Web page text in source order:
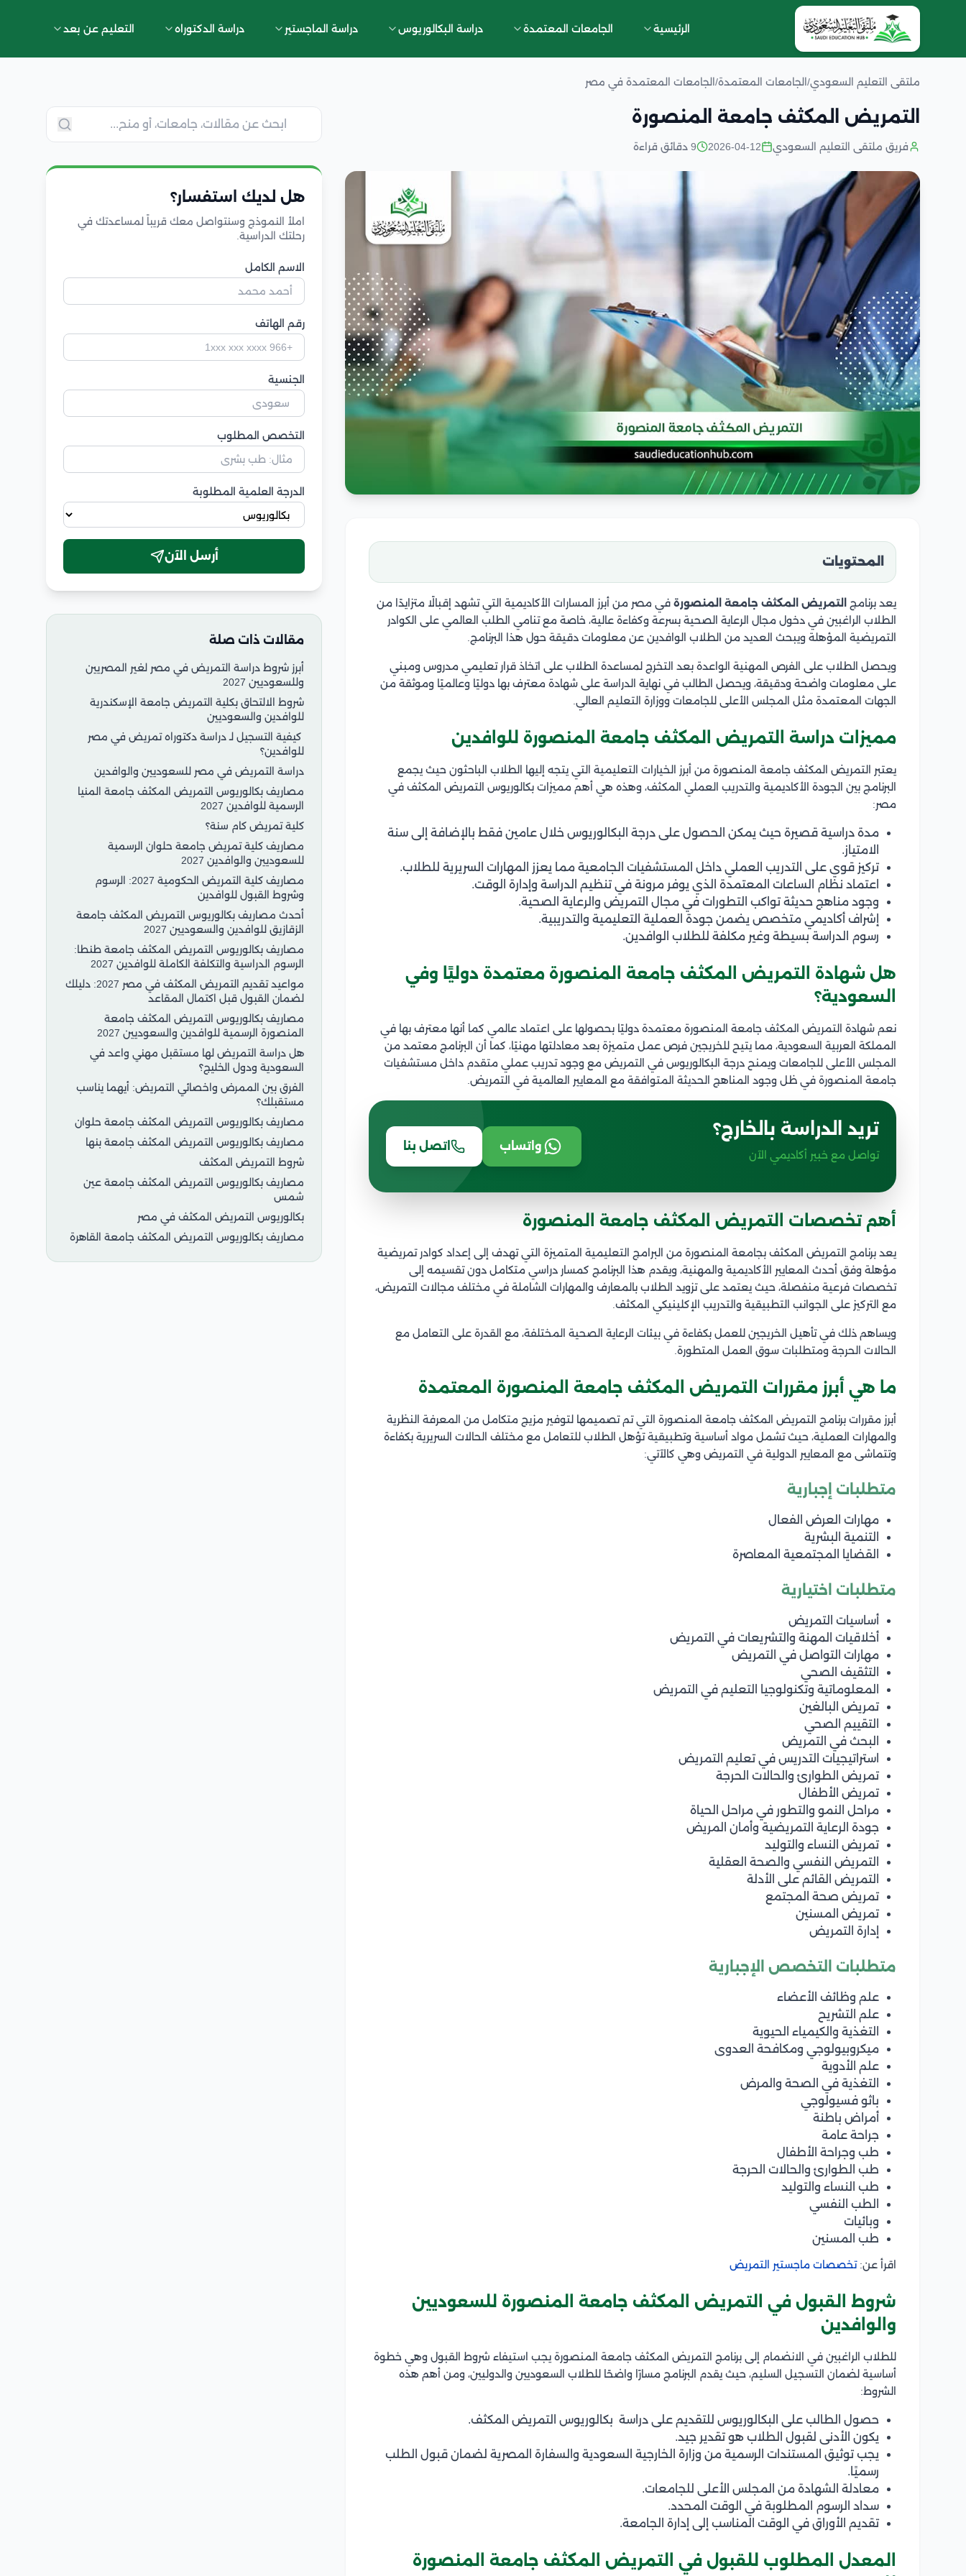
الرئيسية الجامعات المعتمدة دراسة البكالوريوس دراسة الماجستير دراسة الدكتوراه التعليم عن بعد
ملتقى التعليم السعودي/ الجامعات المعتمدة/ الجامعات المعتمدة في مصر
التمريض المكثف جامعة المنصورة
فريق ملتقى التعليم السعودي 2026-04-12 9 دقائق قراءة
المحتويات
يعد برنامج التمريض المكثف جامعة المنصورة في مصر من أبرز المسارات الأكاديمية التي تشهد إقبالًا متزايدًا من
الطلاب الراغبين في دخول مجال الرعاية الصحية بسرعة وكفاءة عالية، خاصة مع تنامي الطلب العالمي على الكوادر
التمريضية المؤهلة ويبحث العديد من الطلاب الوافدين عن معلومات دقيقة حول هذا البرنامج.
ويحصل الطلاب على الفرص المهنية الواعدة بعد التخرج لمساعدة الطلاب على اتخاذ قرار تعليمي مدروس ومبني
على معلومات واضحة ودقيقة، ويحصل الطالب في نهاية الدراسة على شهادة معترف بها دوليًا وعالميًا وموثقة من
الجهات المعتمدة مثل المجلس الأعلى للجامعات ووزارة التعليم العالي.
مميزات دراسة التمريض المكثف جامعة المنصورة للوافدين
يعتبر التمريض المكثف جامعة المنصورة من أبرز الخيارات التعليمية التي يتجه إليها الطلاب الباحثون حيث يجمع
البرنامج بين الجودة الأكاديمية والتدريب العملي المكثف، وهذه هي أهم مميزات بكالوريوس التمريض المكثف في
مصر:
مدة دراسية قصيرة حيث يمكن الحصول على درجة البكالوريوس خلال عامين فقط بالإضافة إلى سنة
الامتياز.
تركيز قوي على التدريب العملي داخل المستشفيات الجامعية مما يعزز المهارات السريرية للطلاب.
اعتماد نظام الساعات المعتمدة الذي يوفر مرونة في تنظيم الدراسة وإدارة الوقت.
وجود مناهج حديثة تواكب التطورات في مجال التمريض والرعاية الصحية.
إشراف أكاديمي متخصص يضمن جودة العملية التعليمية والتدريبية.
رسوم الدراسة بسيطة وغير مكلفة للطلاب الوافدين.
هل شهادة التمريض المكثف جامعة المنصورة معتمدة دوليًا وفي
السعودية؟
نعم شهادة التمريض المكثف جامعة المنصورة معتمدة دوليًا بحصولها على اعتماد عالمي كما أنها معترف بها في
المملكة العربية السعودية، مما يتيح للخريجين فرص عمل متميزة بعد معادلتها مهنيًا، كما أن البرنامج معتمد من
المجلس الأعلى للجامعات ويمنح درجة البكالوريوس في التمريض مع وجود تدريب عملي متقدم داخل مستشفيات
جامعة المنصورة في ظل وجود المناهج الحديثة المتوافقة مع المعايير العالمية في التمريض.
تريد الدراسة بالخارج؟
تواصل مع خبير أكاديمي الآن
واتساب اتصل بنا
أهم تخصصات التمريض المكثف جامعة المنصورة
يعد برنامج التمريض المكثف بجامعة المنصورة من البرامج التعليمية المتميزة التي تهدف إلى إعداد كوادر تمريضية
مؤهلة وفق أحدث المعايير الأكاديمية والمهنية، ويقدم هذا البرنامج كمسار دراسي متكامل دون تقسيمه إلى
تخصصات فرعية منفصلة، حيث يعتمد على تزويد الطلاب بالمعارف والمهارات الشاملة في مختلف مجالات التمريض،
مع التركيز على الجوانب التطبيقية والتدريب الإكلينيكي المكثف.
ويساهم ذلك في تأهيل الخريجين للعمل بكفاءة في بيئات الرعاية الصحية المختلفة، مع القدرة على التعامل مع
الحالات الحرجة ومتطلبات سوق العمل المتطورة.
ما هي أبرز مقررات التمريض المكثف جامعة المنصورة المعتمدة
أبرز مقررات برنامج التمريض المكثف جامعة المنصورة التي تم تصميمها لتوفير مزيج متكامل من المعرفة النظرية
والمهارات العملية، حيث تشمل مواد أساسية وتطبيقية تؤهل الطلاب للتعامل مع مختلف الحالات السريرية بكفاءة
وتتماشى مع المعايير الدولية في التمريض وهي كالآتي:
متطلبات إجبارية
مهارات العرض الفعال
التنمية البشرية
القضايا المجتمعية المعاصرة
متطلبات اختيارية
أساسيات التمريض
أخلاقيات المهنة والتشريعات في التمريض
مهارات التواصل في التمريض
التثقيف الصحي
المعلوماتية وتكنولوجيا التعليم في التمريض
تمريض البالغين
التقييم الصحي
البحث في التمريض
استراتيجيات التدريس في تعليم التمريض
تمريض الطوارئ والحالات الحرجة
تمريض الأطفال
مراحل النمو والتطور في مراحل الحياة
جودة الرعاية التمريضية وأمان المريض
تمريض النساء والتوليد
التمريض النفسي والصحة العقلية
التمريض القائم على الأدلة
تمريض صحة المجتمع
تمريض المسنين
إدارة التمريض
متطلبات التخصص الإجبارية
علم وظائف الأعضاء
علم التشريح
التغذية والكيمياء الحيوية
ميكروبيولوجي ومكافحة العدوى
علم الأدوية
التغذية في الصحة والمرض
باثو فسيولوجي
أمراض باطنة
جراحة عامة
طب وجراحة الأطفال
طب الطوارئ والحالات الحرجة
طب النساء والتوليد
الطب النفسي
وبائيات
طب المسنين
اقرأ عن:تخصصات ماجستير التمريض
شروط القبول في التمريض المكثف جامعة المنصورة للسعوديين
والوافدين
للطلاب الراغبين في الانضمام إلى برنامج التمريض المكثف جامعة المنصورة يجب استيفاء شروط القبول وهي خطوة
أساسية لضمان التسجيل السليم، حيث يقدم البرنامج مسارًا واضحًا للطلاب السعوديين والدوليين، ومن أهم هذه
الشروط:
حصول الطالب على البكالوريوس للتقديم على دراسة بكالوريوس التمريض المكثف.
يكون الأدنى لقبول الطلاب هو تقدير جيد.
يجب توثيق المستندات الرسمية من وزارة الخارجية السعودية والسفارة المصرية لضمان قبول الطلب
رسميًا.
معادلة الشهادة من المجلس الأعلى للجامعات.
سداد الرسوم المطلوبة في الوقت المحدد.
تقديم الأوراق في الوقت المناسب إلى إدارة الجامعة.
المعدل المطلوب للقبول في التمريض المكثف جامعة المنصورة
هل لديك استفسار؟
املأ النموذج وسنتواصل معك قريباً لمساعدتك في
رحلتك الدراسية.
الاسم الكامل
رقم الهاتف
الجنسية
التخصص المطلوب
الدرجة العلمية المطلوبة
أرسل الآن
مقالات ذات صلة
أبرز شروط دراسة التمريض في مصر لغير المصريين
وللسعوديين 2027
شروط الالتحاق بكلية التمريض جامعة الإسكندرية
للوافدين والسعوديين
كيفية التسجيل لـ دراسة دكتوراه تمريض في مصر
للوافدين؟
دراسة التمريض في مصر للسعوديين والوافدين
مصاريف بكالوريوس التمريض المكثف جامعة المنيا
الرسمية للوافدين 2027
كلية تمريض كام سنة؟
مصاريف كلية تمريض جامعة حلوان الرسمية
للسعوديين والوافدين 2027
مصاريف كلية التمريض الحكومية 2027: الرسوم
وشروط القبول للوافدين
أحدث مصاريف بكالوريوس التمريض المكثف جامعة
الزقازيق للوافدين والسعوديين 2027
مصاريف بكالوريوس التمريض المكثف جامعة طنطا:
الرسوم الدراسية والتكلفة الكاملة للوافدين 2027
مواعيد تقديم التمريض المكثف في مصر 2027: دليلك
لضمان القبول قبل اكتمال المقاعد
مصاريف بكالوريوس التمريض المكثف جامعة
المنصورة الرسمية للوافدين والسعوديين 2027
هل دراسة التمريض لها مستقبل مهني واعد في
السعودية ودول الخليج؟
الفرق بين الممرض واخصائي التمريض: أيهما يناسب
مستقبلك؟
مصاريف بكالوريوس التمريض المكثف جامعة حلوان
مصاريف بكالوريوس التمريض المكثف جامعة بنها
شروط التمريض المكثف
مصاريف بكالوريوس التمريض المكثف جامعة عين
شمس
بكالوريوس التمريض المكثف في مصر
مصاريف بكالوريوس التمريض المكثف جامعة القاهرة